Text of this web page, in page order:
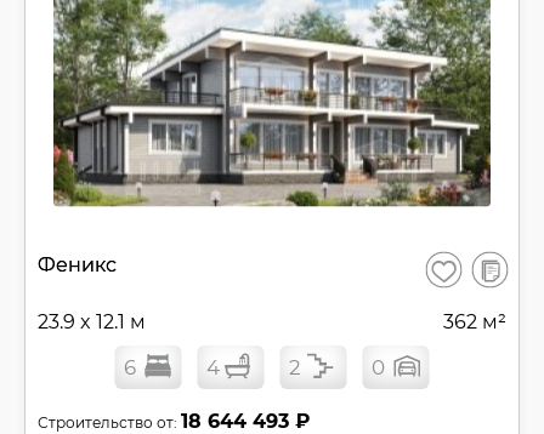
Феникс Сохранить
В
23.9 x 12.1 м 362 м²
6 4 2 0
Строительство от: 18 644 493 ₽